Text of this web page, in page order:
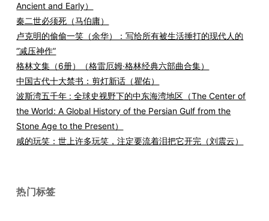
Ancient and Early）
秦二世必须死（马伯庸）
卢克明的偷偷一笑（余华）：写给所有被生活捶打的现代人的
“减压神作”
格林文集（6册）（格雷厄姆·格林经典六部曲合集）
中国古代十大禁书：剪灯新话（瞿佑）
波斯湾五千年 : 全球史视野下的中东海湾地区（The Center of
the World: A Global History of the Persian Gulf from the
Stone Age to the Present）
咸的玩笑：世上许多玩笑，注定要流着泪把它开完（刘震云）
热门标签